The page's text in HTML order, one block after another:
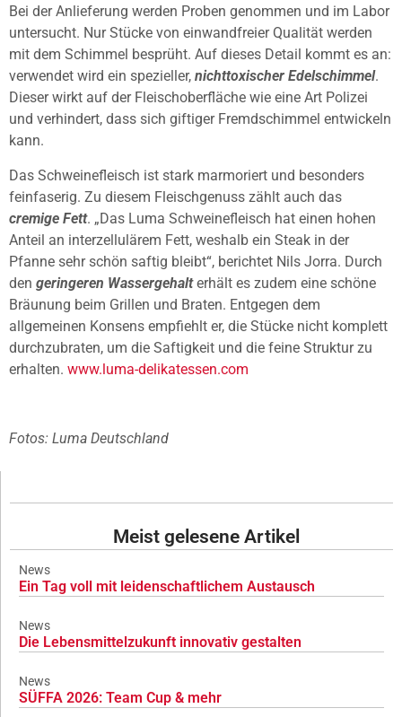
Bei der Anlieferung werden Proben genommen und im Labor
untersucht. Nur Stücke von einwandfreier Qualität werden
mit dem Schimmel besprüht. Auf dieses Detail kommt es an:
verwendet wird ein spezieller, nichttoxischer Edelschimmel.
Dieser wirkt auf der Fleischoberfläche wie eine Art Polizei
und verhindert, dass sich giftiger Fremdschimmel entwickeln
kann.
Das Schweinefleisch ist stark marmoriert und besonders
feinfaserig. Zu diesem Fleischgenuss zählt auch das
cremige Fett. „Das Luma Schweinefleisch hat einen hohen
Anteil an interzellulärem Fett, weshalb ein Steak in der
Pfanne sehr schön saftig bleibt“, berichtet Nils Jorra. Durch
den geringeren Wassergehalterhält es zudem eine schöne
Bräunung beim Grillen und Braten. Entgegen dem
allgemeinen Konsens empfiehlt er, die Stücke nicht komplett
durchzubraten, um die Saftigkeit und die feine Struktur zu
erhalten. www.luma-delikatessen.com
Fotos: Luma Deutschland
Meist gelesene Artikel
News
Ein Tag voll mit leidenschaftlichem Austausch
News
Die Lebensmittelzukunft innovativ gestalten
News
SÜFFA 2026: Team Cup & mehr